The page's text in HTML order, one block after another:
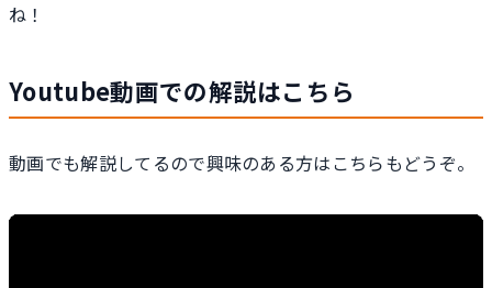
ね！
Youtube動画での解説はこちら
動画でも解説してるので興味のある方はこちらもどうぞ。